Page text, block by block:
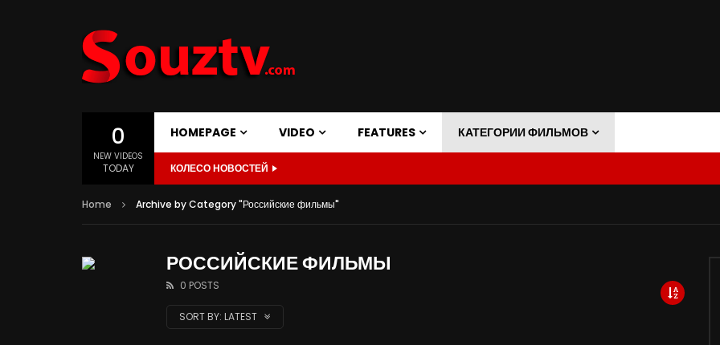
0
NEW VIDEOS
TODAY
HOMEPAGE VIDEO FEATURES КАТЕГОРИИ ФИЛЬМОВ
КОЛЕСО НОВОСТЕЙ
Home Archive by Category "Российские фильмы"
РОССИЙСКИЕ ФИЛЬМЫ
0 POSTS
SORT BY: LATEST